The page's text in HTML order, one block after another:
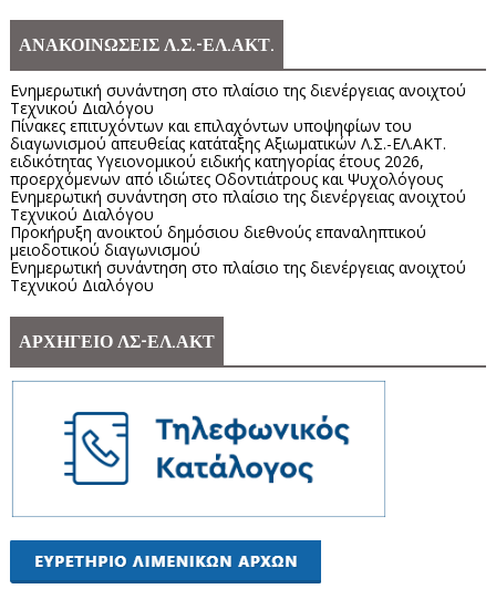
ΑΝΑΚΟΙΝΩΣΕΙΣ Λ.Σ.-ΕΛ.ΑΚΤ.
Ενημερωτική συνάντηση στο πλαίσιο της διενέργειας ανοιχτού
Τεχνικού Διαλόγου
Πίνακες επιτυχόντων και επιλαχόντων υποψηφίων του
διαγωνισμού απευθείας κατάταξης Αξιωματικών Λ.Σ.-ΕΛ.ΑΚΤ.
ειδικότητας Υγειονομικού ειδικής κατηγορίας έτους 2026,
προερχόμενων από ιδιώτες Οδοντιάτρους και Ψυχολόγους
Ενημερωτική συνάντηση στο πλαίσιο της διενέργειας ανοιχτού
Τεχνικού Διαλόγου
Προκήρυξη ανοικτού δημόσιου διεθνούς επαναληπτικού
μειοδοτικού διαγωνισμού
Ενημερωτική συνάντηση στο πλαίσιο της διενέργειας ανοιχτού
Τεχνικού Διαλόγου
ΑΡΧΗΓΕΙΟ ΛΣ-ΕΛ.ΑΚΤ